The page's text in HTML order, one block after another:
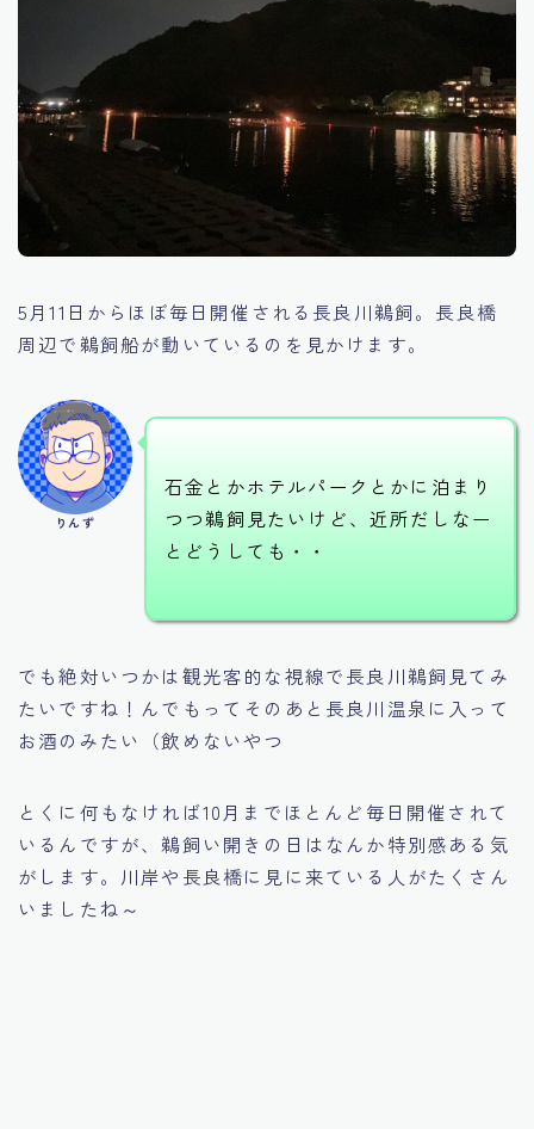
5月11日からほぼ毎日開催される長良川鵜飼。長良橋
周辺で鵜飼船が動いているのを見かけます。
りんず
石金とかホテルパークとかに泊まり
つつ鵜飼見たいけど、近所だしなー
とどうしても・・
でも絶対いつかは観光客的な視線で長良川鵜飼見てみ
たいですね！んでもってそのあと長良川温泉に入って
お酒のみたい（飲めないやつ
とくに何もなければ10月までほとんど毎日開催されて
いるんですが、鵜飼い開きの日はなんか特別感ある気
がします。川岸や長良橋に見に来ている人がたくさん
いましたね～